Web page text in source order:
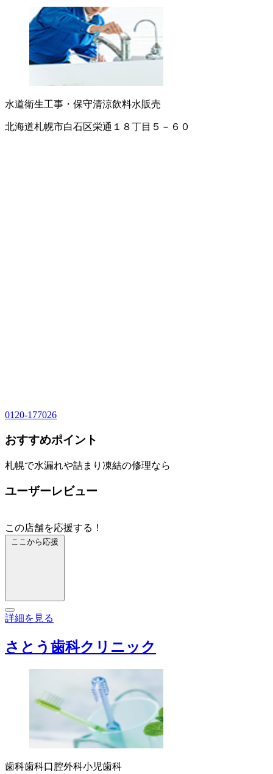
水道衛生工事・保守清涼飲料水販売
北海道札幌市白石区栄通１８丁目５－６０
0120-177026
おすすめポイント
札幌で水漏れや詰まり凍結の修理なら
ユーザーレビュー
この店舗を応援する！
ここから応援
詳細を見る
さとう歯科クリニック
歯科歯科口腔外科小児歯科